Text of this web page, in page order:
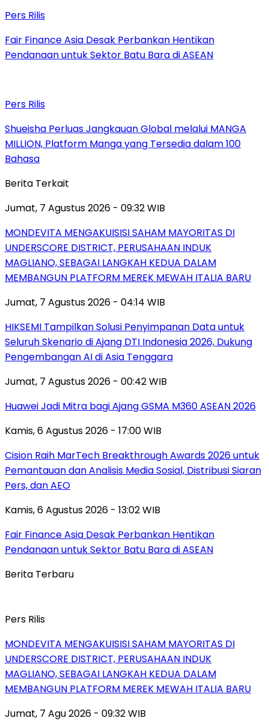
Pers Rilis
Fair Finance Asia Desak Perbankan Hentikan
Pendanaan untuk Sektor Batu Bara di ASEAN
Pers Rilis
Shueisha Perluas Jangkauan Global melalui MANGA
MILLION, Platform Manga yang Tersedia dalam 100
Bahasa
Berita Terkait
Jumat, 7 Agustus 2026 - 09:32 WIB
MONDEVITA MENGAKUISISI SAHAM MAYORITAS DI
UNDERSCORE DISTRICT, PERUSAHAAN INDUK
MAGLIANO, SEBAGAI LANGKAH KEDUA DALAM
MEMBANGUN PLATFORM MEREK MEWAH ITALIA BARU
Jumat, 7 Agustus 2026 - 04:14 WIB
HIKSEMI Tampilkan Solusi Penyimpanan Data untuk
Seluruh Skenario di Ajang DTI Indonesia 2026, Dukung
Pengembangan AI di Asia Tenggara
Jumat, 7 Agustus 2026 - 00:42 WIB
Huawei Jadi Mitra bagi Ajang GSMA M360 ASEAN 2026
Kamis, 6 Agustus 2026 - 17:00 WIB
Cision Raih MarTech Breakthrough Awards 2026 untuk
Pemantauan dan Analisis Media Sosial, Distribusi Siaran
Pers, dan AEO
Kamis, 6 Agustus 2026 - 13:02 WIB
Fair Finance Asia Desak Perbankan Hentikan
Pendanaan untuk Sektor Batu Bara di ASEAN
Berita Terbaru
Pers Rilis
MONDEVITA MENGAKUISISI SAHAM MAYORITAS DI
UNDERSCORE DISTRICT, PERUSAHAAN INDUK
MAGLIANO, SEBAGAI LANGKAH KEDUA DALAM
MEMBANGUN PLATFORM MEREK MEWAH ITALIA BARU
Jumat, 7 Agu 2026 - 09:32 WIB